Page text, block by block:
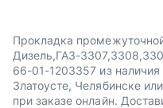
Прокладка
Дизель,ГАЗ-
66-01-1203357 из
Златоусте, Челябинске
при заказе онлайн.